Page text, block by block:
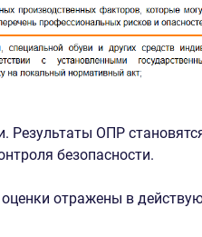
Результаты ОПР
безопасности.
отражены в